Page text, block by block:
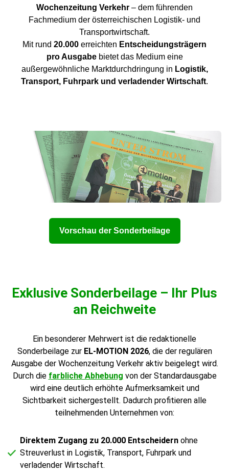
Wochenzeitung Verkehr – dem führenden
Fachmedium der österreichischen Logistik- und
Transportwirtschaft.
Mit rund 20.000 erreichten Entscheidungsträgern
pro Ausgabebietet das Medium eine
außergewöhnliche Marktdurchdringung in Logistik,
Transport, Fuhrpark und verladender Wirtschaft.
Vorschau der Sonderbeilage
Exklusive Sonderbeilage – Ihr Plus
an Reichweite
Ein besonderer Mehrwert ist die redaktionelle
Sonderbeilage zur EL-MOTION 2026, die der regulären
Ausgabe der Wochenzeitung Verkehr aktiv beigelegt wird.
Durch die farbliche Abhebung von der Standardausgabe
wird eine deutlich erhöhte Aufmerksamkeit und
Sichtbarkeit sichergestellt. Dadurch profitieren alle
teilnehmenden Unternehmen von:
Direktem Zugang zu 20.000 Entscheidern ohne
Streuverlust in Logistik, Transport, Fuhrpark und
verladender Wirtschaft.